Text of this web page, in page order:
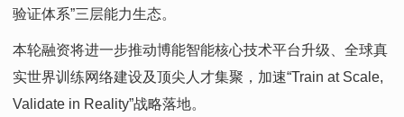
验证体系”三层能力生态。
本轮融资将进一步推动博能智能核心技术平台升级、全球真
实世界训练网络建设及顶尖人才集聚，加速“Train at Scale,
Validate in Reality”战略落地。